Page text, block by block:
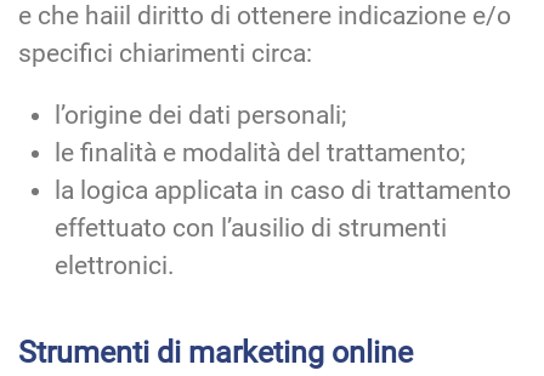
e che haiil diritto di ottenere indicazione e/o
specifici chiarimenti circa:
l’origine dei dati personali;
le finalità e modalità del trattamento;
la logica applicata in caso di trattamento
effettuato con l’ausilio di strumenti
elettronici.
Strumenti di marketing online